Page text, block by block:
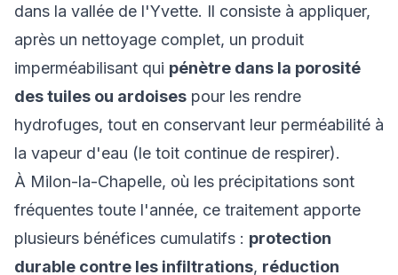
dans la vallée de l'Yvette. Il consiste à appliquer,
après un nettoyage complet, un produit
imperméabilisant qui pénètre dans la porosité
des tuiles ou ardoises pour les rendre
hydrofuges, tout en conservant leur perméabilité à
la vapeur d'eau (le toit continue de respirer).
À Milon-la-Chapelle, où les précipitations sont
fréquentes toute l'année, ce traitement apporte
plusieurs bénéfices cumulatifs : protection
durable contre les infiltrations, réduction